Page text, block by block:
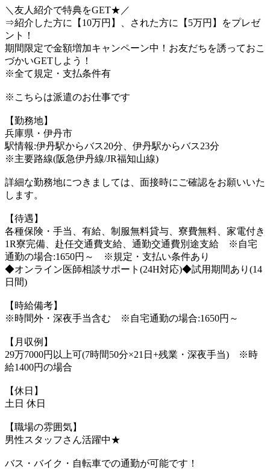
＼友人紹介で特典をGET★／
⇒紹介した方に【10万円】、された方に【5万円】をプレゼ
ント！
期間限定で金額増加キャンペーン中！お友だちを誘っておこ
づかいGETしよう！
※全て規定・支払条件有
※こちらは派遣のお仕事です
【勤務地】
兵庫県・伊丹市
駅情報:伊丹駅からバス20分、伊丹駅からバス23分
※主要路線(阪急伊丹線/JR福知山線)
詳細な勤務地につきましては、面接時にご確認をお願いいた
します。
【待遇】
各種保険・手当、有給、制服無料貸与、寮費無料、家電付き
1R寮完備、赴任交通費支給、通勤交通費別途支給 ※自宅
通勤の場合:1650円～ ※規定・支払い条件あり
◆オンライン医師相談サポート(24H対応)◆試用期間あり(14
日間)
【時給備考】
※時間外・深夜手当含む ※自宅通勤の場合:1650円～
【月収例】
29万7000円以上可(7時間50分×21日+残業・深夜手当) ※時
給1400円の場合
【休日】
土日 休日
【職場の雰囲気】
男性スタッフさん活躍中★
バス・バイク・自転車での通勤が可能です！